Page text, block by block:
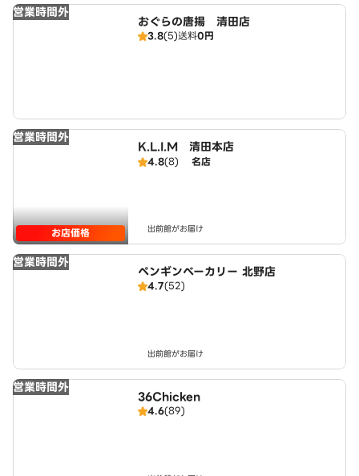
営業時間外
おぐらの唐揚 清田店
3.8(5)送料0円
営業時間外
お店価格
K.L.I.M 清田本店
4.8(8) 名店
出前館がお届け
営業時間外
ペンギンベーカリー 北野店
4.7(52)
出前館がお届け
営業時間外
36Chicken
4.6(89)